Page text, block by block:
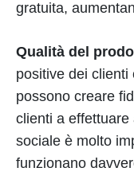
gratuita,
Qualità del
positive dei clienti
possono creare
clienti a
sociale è molto
funzionano